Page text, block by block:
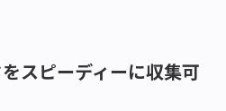
スピーディーに収集可